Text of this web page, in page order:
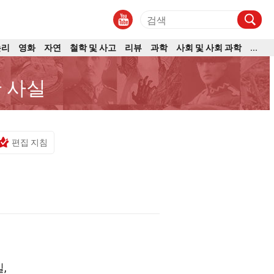
영화 자연 철학 및 사고 리뷰 과학 사회 및 사회 과학
...
사실
편집 지침
,